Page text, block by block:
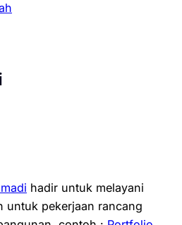
hadir untuk melayani
untuk pekerjaan rancang